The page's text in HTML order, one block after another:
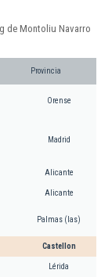
de Montoliu Navarro
Provincia
Orense
Madrid
Alicante
Alicante
Palmas (las)
Castellon
Lérida